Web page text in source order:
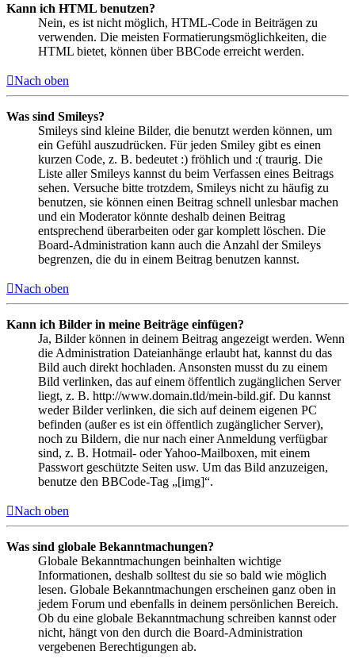
Kann ich HTML benutzen?
Nein, es ist nicht möglich, HTML-Code in Beiträgen zu
verwenden. Die meisten Formatierungsmöglichkeiten, die
HTML bietet, können über BBCode erreicht werden.
Nach oben
Was sind Smileys?
Smileys sind kleine Bilder, die benutzt werden können, um
ein Gefühl auszudrücken. Für jeden Smiley gibt es einen
kurzen Code, z. B. bedeutet :) fröhlich und :( traurig. Die
Liste aller Smileys kannst du beim Verfassen eines Beitrags
sehen. Versuche bitte trotzdem, Smileys nicht zu häufig zu
benutzen, sie können einen Beitrag schnell unlesbar machen
und ein Moderator könnte deshalb deinen Beitrag
entsprechend überarbeiten oder gar komplett löschen. Die
Board-Administration kann auch die Anzahl der Smileys
begrenzen, die du in einem Beitrag benutzen kannst.
Nach oben
Kann ich Bilder in meine Beiträge einfügen?
Ja, Bilder können in deinem Beitrag angezeigt werden. Wenn
die Administration Dateianhänge erlaubt hat, kannst du das
Bild auch direkt hochladen. Ansonsten musst du zu einem
Bild verlinken, das auf einem öffentlich zugänglichen Server
liegt, z. B. http://www.domain.tld/mein-bild.gif. Du kannst
weder Bilder verlinken, die sich auf deinem eigenen PC
befinden (außer es ist ein öffentlich zugänglicher Server),
noch zu Bildern, die nur nach einer Anmeldung verfügbar
sind, z. B. Hotmail- oder Yahoo-Mailboxen, mit einem
Passwort geschützte Seiten usw. Um das Bild anzuzeigen,
benutze den BBCode-Tag „[img]“.
Nach oben
Was sind globale Bekanntmachungen?
Globale Bekanntmachungen beinhalten wichtige
Informationen, deshalb solltest du sie so bald wie möglich
lesen. Globale Bekanntmachungen erscheinen ganz oben in
jedem Forum und ebenfalls in deinem persönlichen Bereich.
Ob du eine globale Bekanntmachung schreiben kannst oder
nicht, hängt von den durch die Board-Administration
vergebenen Berechtigungen ab.